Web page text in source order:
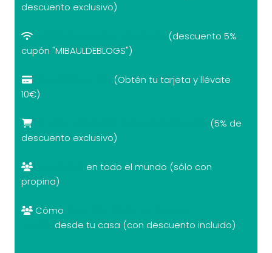
descuento exclusivo)
(descuento 5%
cupón "MIBAULDEBLOGS")
(Obtén tu tarjeta y llévate
10€)
(5% de
descuento exclusivo)
en todo el mundo (sólo con
propina)
Cómo
desde tu casa (con descuento incluido)